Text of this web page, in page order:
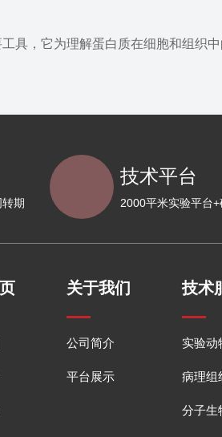
具，它为理解蛋白质在细胞和组织
期
技术平台
2000平米实验平台+
关于我们
公司简介
平台展示
技术
实验动
病理组
分子生